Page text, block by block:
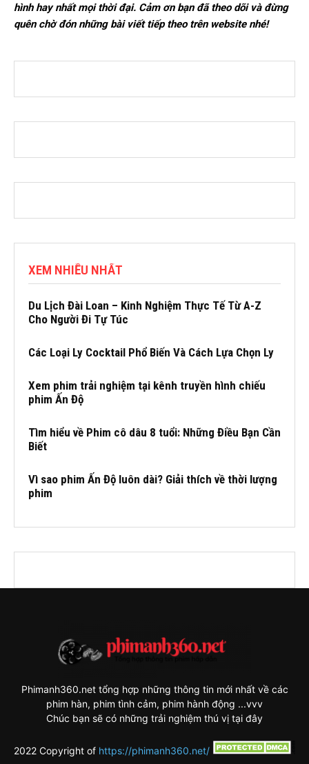
hình hay nhất mọi thời đại. Cảm ơn bạn đã theo dõi và đừng
quên chờ đón những bài viết tiếp theo trên website nhé!
XEM NHIỀU NHẤT
Du Lịch Đài Loan – Kinh Nghiệm Thực Tế Từ A-Z
Cho Người Đi Tự Túc
Các Loại Ly Cocktail Phổ Biến Và Cách Lựa Chọn Ly
Xem phim trải nghiệm tại kênh truyền hình chiếu
phim Ấn Độ
Tìm hiểu về Phim cô dâu 8 tuổi: Những Điều Bạn Cần
Biết
Vì sao phim Ấn Độ luôn dài? Giải thích về thời lượng
phim
Phimanh360.net tổng hợp những thông tin mới nhất về các
phim hàn, phim tình cảm, phim hành động ...vvv
Chúc bạn sẽ có những trải nghiệm thú vị tại đây
2022 Copyright of https://phimanh360.net/